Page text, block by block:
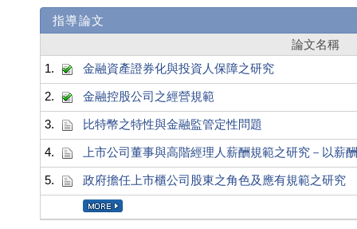
指導論文
論文名稱
1.
金融資產證券化與投資人保障之研究
2. 金融控股公司之經營規範
3. 比特幣之特性與金融監管定性問題
4. 上市公司董事與高階經理人薪酬規範之研究－以薪
5. 政府擔任上市櫃公司股東之角色及應有規範之研究